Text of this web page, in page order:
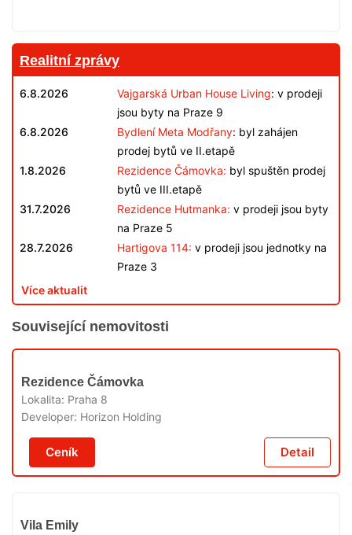
Realitní zprávy
6.8.2026 Vajgarská Urban House Living: v prodeji
jsou byty na Praze 9
6.8.2026
Bydlení Meta Modřany: byl zahájen
prodej bytů ve II.etapě
1.8.2026
Rezidence Čámovka: byl spuštěn prodej
bytů ve III.etapě
31.7.2026
Rezidence Hutmanka: v prodeji jsou byty
na Praze 5
28.7.2026
Hartigova 114: v prodeji jsou jednotky na
Praze 3
Více aktualit
Související nemovitosti
Rezidence Čámovka
Lokalita: Praha 8
Developer: Horizon Holding
Ceník Detail
Vila Emily